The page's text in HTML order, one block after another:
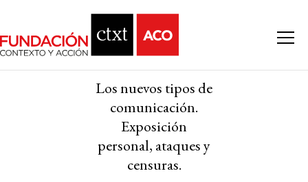
Los nuevos tipos de
comunicación.
Exposición
personal, ataques y
censuras.